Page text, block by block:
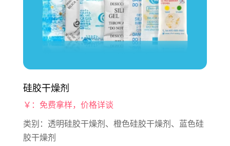
硅胶干燥剂
￥：免费拿样，价格详谈
类别：透明硅胶干燥剂、橙色硅胶干燥剂、蓝色硅
胶干燥剂